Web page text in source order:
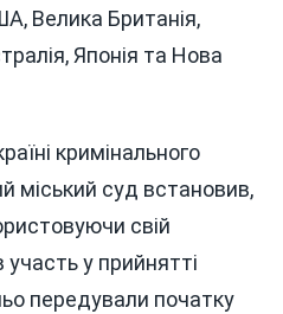
Велика Британія,
Японія та Нова
кримінального
міський суд встановив,
свій
у прийнятті
передували початку